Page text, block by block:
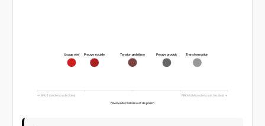
← BRUT (audiences froides) PREMIUM (audiences chaudes) →
Niveau de réalisme et de polish
Usage réel Preuve sociale Tension problème Preuve produit Transformation
Beeswarm des 5 familles créatives Meta Ads sur